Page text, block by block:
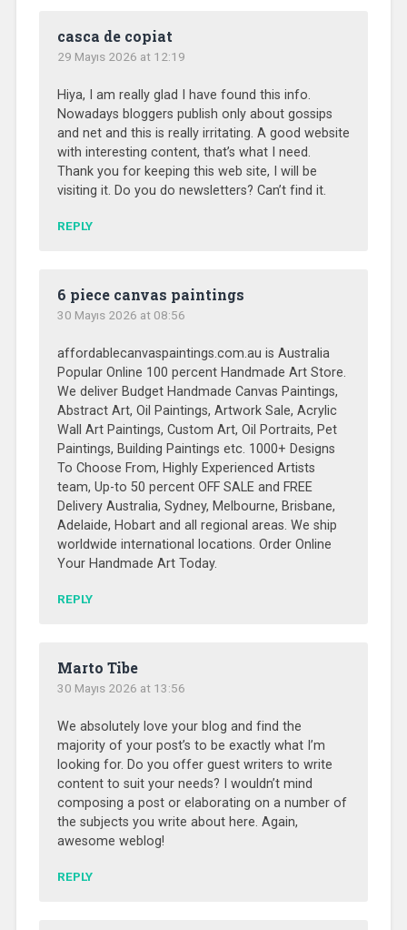
casca de copiat
29 Mayıs 2026 at 12:19
Hiya, I am really glad I have found this info.
Nowadays bloggers publish only about gossips
and net and this is really irritating. A good website
with interesting content, that’s what I need.
Thank you for keeping this web site, I will be
visiting it. Do you do newsletters? Can’t find it.
REPLY
6 piece canvas paintings
30 Mayıs 2026 at 08:56
affordablecanvaspaintings.com.au is Australia
Popular Online 100 percent Handmade Art Store.
We deliver Budget Handmade Canvas Paintings,
Abstract Art, Oil Paintings, Artwork Sale, Acrylic
Wall Art Paintings, Custom Art, Oil Portraits, Pet
Paintings, Building Paintings etc. 1000+ Designs
To Choose From, Highly Experienced Artists
team, Up-to 50 percent OFF SALE and FREE
Delivery Australia, Sydney, Melbourne, Brisbane,
Adelaide, Hobart and all regional areas. We ship
worldwide international locations. Order Online
Your Handmade Art Today.
REPLY
Marto Tibe
30 Mayıs 2026 at 13:56
We absolutely love your blog and find the
majority of your post’s to be exactly what I’m
looking for. Do you offer guest writers to write
content to suit your needs? I wouldn’t mind
composing a post or elaborating on a number of
the subjects you write about here. Again,
awesome weblog!
REPLY